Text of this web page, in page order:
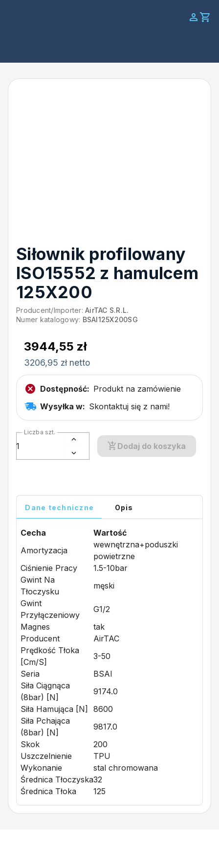
Siłownik profilowany
ISO15552 z hamulcem
125X200
Producent/Importer: AirTAC S.R.L.
Numer katalogowy: BSAI125X200SG
3944,55 zł
3206,95 zł netto
Dostępność: Produkt na zamówienie
Wysyłka w: Skontaktuj się z nami!
Liczba szt.
Dodaj do koszyka
Dane techniczne Opis
Cecha
Wartość
Amortyzacja
wewnętrzna+poduszki
powietrzne
Ciśnienie Pracy
1.5-10bar
Gwint Na
Tłoczysku
męski
Gwint
Przyłączeniowy
G1/2
Magnes
tak
Producent
AirTAC
Prędkość Tłoka
[cm/s]
3-50
Seria
BSAI
Siła Ciągnąca
(8bar) [N]
9174.0
Siła Hamująca [N]
8600
Siła Pchająca
(8bar) [N]
9817.0
Skok
200
Uszczelnienie
TPU
Wykonanie
stal chromowana
Średnica Tłoczyska32
Średnica Tłoka
125